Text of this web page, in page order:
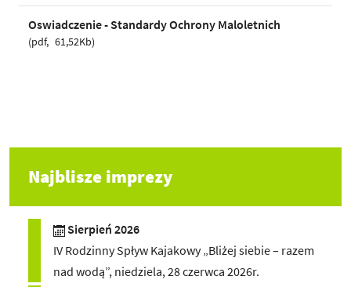
Oswiadczenie - Standardy Ochrony Maloletnich
pdf 61,52Kb
Najblisze imprezy
Sierpień 2026
IV Rodzinny Spływ Kajakowy „Bliżej siebie – razem
nad wodą”, niedziela, 28 czerwca 2026r.